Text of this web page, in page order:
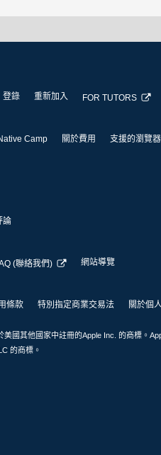
登錄 重新加入 FOR TUTORS
Camp 關於費用 支援的瀏覽器
論
(聯絡我們) 網站導覽
條款 特別指定商業交易法 關於個
美國其他國家中註冊的Apple Inc. 的商標。
的商標。